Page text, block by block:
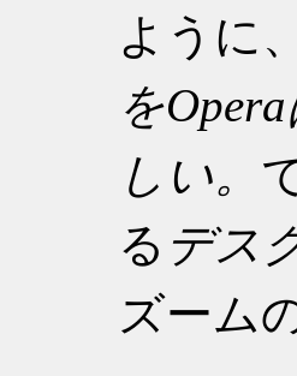
ように
を
しい。
る デス
ズーム